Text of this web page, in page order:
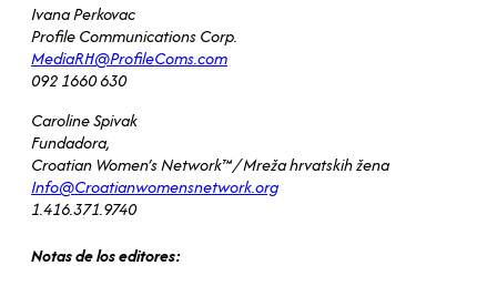
Ivana Perkovac
Profile Communications Corp.
MediaRH@ProfileComs.com
092 1660 630
Caroline Spivak
Fundadora,
Croatian Women’s Network™ / Mreža hrvatskih žena
Info@Croatianwomensnetwork.org
1.416.371.9740
Notas de los editores: